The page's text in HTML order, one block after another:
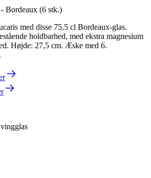
Bordeaux (6 stk.)
med disse 75,5 cl Bordeaux-glas.
holdbarhed, med ekstra magnesium
Højde: 27,5 cm. Æske med 6.